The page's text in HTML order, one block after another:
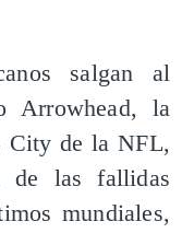
salgan al
Arrowhead, la
City de la NFL,
de las fallidas
mundiales,